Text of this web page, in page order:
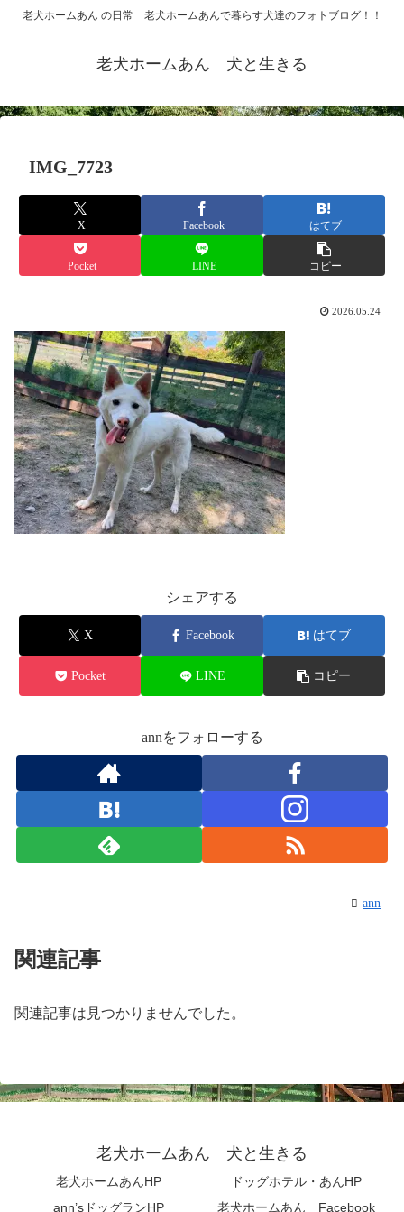
老犬ホームあん の日常 老犬ホームあんで暮らす犬達のフォトブログ！！
老犬ホームあん 犬と生きる
IMG_7723
X Facebook はてブ
Pocket LINE コピー
2026.05.24
シェアする
X Facebook はてブ
Pocket LINE コピー
annをフォローする
ann
関連記事
関連記事は見つかりませんでした。
老犬ホームあん 犬と生きる
老犬ホームあんHP
ドッグホテル・あんHP
ann’sドッグランHP
老犬ホームあん Facebook